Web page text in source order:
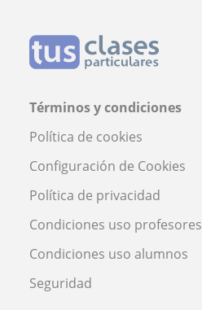
Términos y condiciones
Política de cookies
Configuración de Cookies
Política de privacidad
Condiciones uso profesores
Condiciones uso alumnos
Seguridad